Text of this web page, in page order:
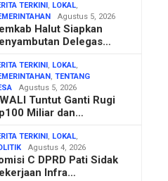
TERKINI , LOKAL,
Agustus 5, 2026
Halut Siapkan
Delegas…
TERKINI , LOKAL,
,TENTANG
Agustus 5, 2026
Tuntut Ganti Rugi
Miliar dan…
TERKINI , LOKAL,
Agustus 4, 2026
C DPRD Pati Sidak
Infra…